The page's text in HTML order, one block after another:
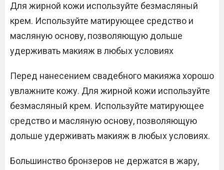
Для жирной кожи используйте безмасляный
крем. Используйте матирующее средство и
масляную основу, позволяющую дольше
удерживать макияж в любых условиях
Перед нанесением свадебного макияжа хорошо
увлажните кожу. Для жирной кожи используйте
безмасляный крем. Используйте матирующее
средство и масляную основу, позволяющую
дольше удерживать макияж в любых условиях.
Большинство бронзеров не держатся в жару,